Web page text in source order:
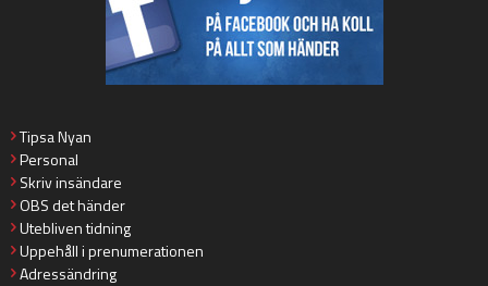
Tipsa Nyan
Personal
Skriv insändare
OBS det händer
Utebliven tidning
Uppehåll i prenumerationen
Adressändring